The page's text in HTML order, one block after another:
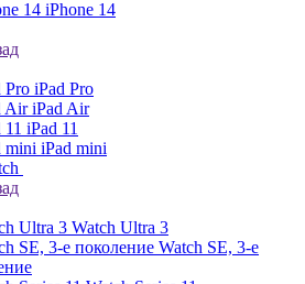
iPhone 14
iPad Pro
iPad Air
iPad 11
iPad mini
Watch Ultra 3
Watch SE, 3-е